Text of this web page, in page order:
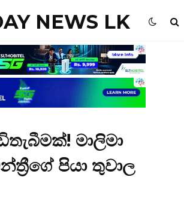
NEWS LK
මාලිමා
පියා තුවාල